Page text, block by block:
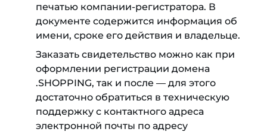
печатью компании-регистратора. В
документе содержится информация об
имени, сроке его действия и владельце.
Заказать свидетельство можно как при
оформлении регистрации домена
.SHOPPING, так и после — для этого
достаточно обратиться в техническую
поддержку с контактного адреса
электронной почты по адресу